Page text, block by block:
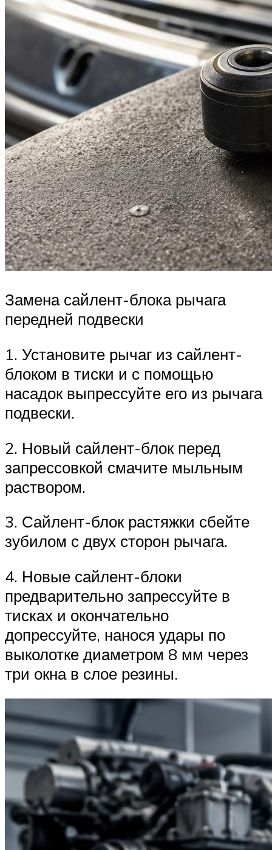
Замена сайлент-блока рычага
передней подвески
1. Установите рычаг из сайлент-
блоком в тиски и с помощью
насадок выпрессуйте его из рычага
подвески.
2. Новый сайлент-блок перед
запрессовкой смачите мыльным
раствором.
3. Сайлент-блок растяжки сбейте
зубилом с двух сторон рычага.
4. Новые сайлент-блоки
предварительно запрессуйте в
тисках и окончательно
допрессуйте, нанося удары по
выколотке диаметром 8 мм через
три окна в слое резины.